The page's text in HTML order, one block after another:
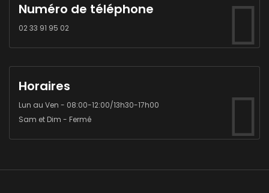
Numéro de téléphone
02 33 91 95 02
Horaires
Lun au Ven - 08:00-12:00/13h30-17h00
Sam et Dim - Fermé